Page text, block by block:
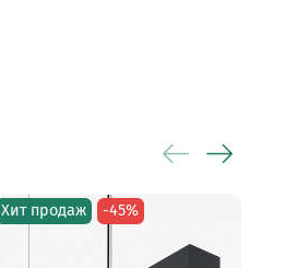
Хит продаж -45%